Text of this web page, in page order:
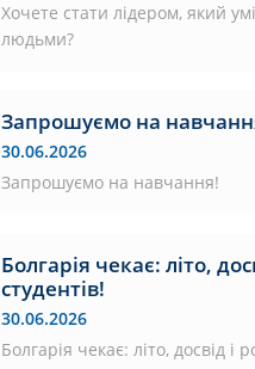
Хочете стати лідером, який
людьми?
Запрошуємо на
30.06.2026
Запрошуємо на навчання!
Болгарія чекає: літо,
студентів!
30.06.2026
Болгарія чекає: літо, досвід і